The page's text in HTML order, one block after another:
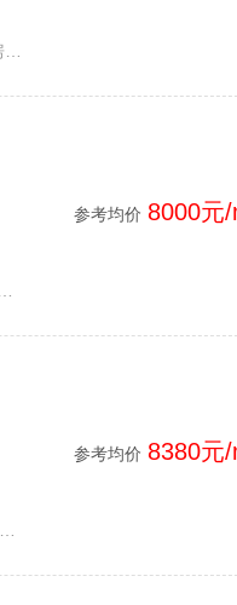
参考均价 8000元/
参考均价 8380元/